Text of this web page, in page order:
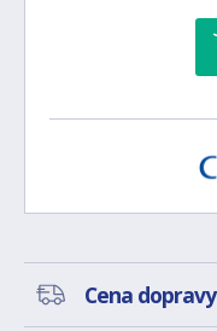
Cena dopravy